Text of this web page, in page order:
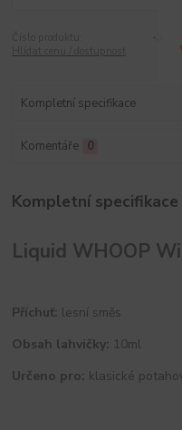
Kompletní specifikace
Komentáře 0
Kompletní specifikace
Liquid WHOOP
Příchuť: lesní směs
Obsah lahvičky: 10ml
Určeno pro: klasické